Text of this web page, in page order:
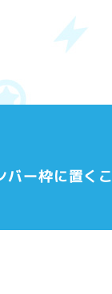
ー枠に置くこ